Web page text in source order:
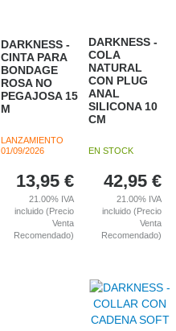
DARKNESS -
CINTA PARA
BONDAGE
ROSA NO
PEGAJOSA 15
M
LANZAMIENTO
01/09/2026
13,95 €
21.00% IVA
incluido (Precio
Venta
Recomendado)
DARKNESS -
COLA
NATURAL
CON PLUG
ANAL
SILICONA 10
CM
EN STOCK
42,95 €
21.00% IVA
incluido (Precio
Venta
Recomendado)